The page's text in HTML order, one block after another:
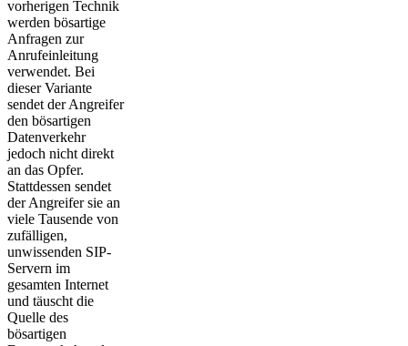
vorherigen Technik
werden bösartige
Anfragen zur
Anrufeinleitung
verwendet. Bei
dieser Variante
sendet der Angreifer
den bösartigen
Datenverkehr
jedoch nicht direkt
an das Opfer.
Stattdessen sendet
der Angreifer sie an
viele Tausende von
zufälligen,
unwissenden SIP-
Servern im
gesamten Internet
und täuscht die
Quelle des
bösartigen